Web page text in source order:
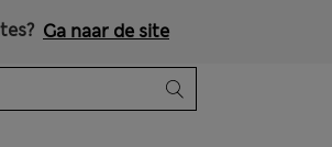
Ga naar de site